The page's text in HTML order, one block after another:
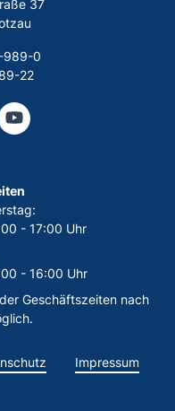
37
989-0
22
- 17:00 Uhr
- 16:00 Uhr
Geschäftszeiten nach
Impressum